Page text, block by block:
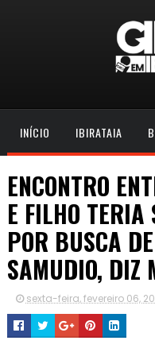
INÍCIO IBIRATAIA
ENCONTRO
E FILHO TERIA
POR BUSCA
SAMUDIO, DIZ
sexta-feira, fevereiro 06,